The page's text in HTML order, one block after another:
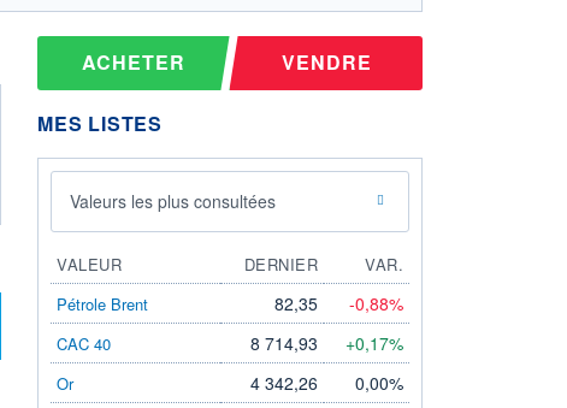
ACHETER VENDRE
MES LISTES
Valeurs les plus consultées
VALEUR DERNIER
VAR.
Pétrole Brent
82,35 -0,88%
CAC 40 8 714,93 +0,17%
Or 4 342,26 0,00%